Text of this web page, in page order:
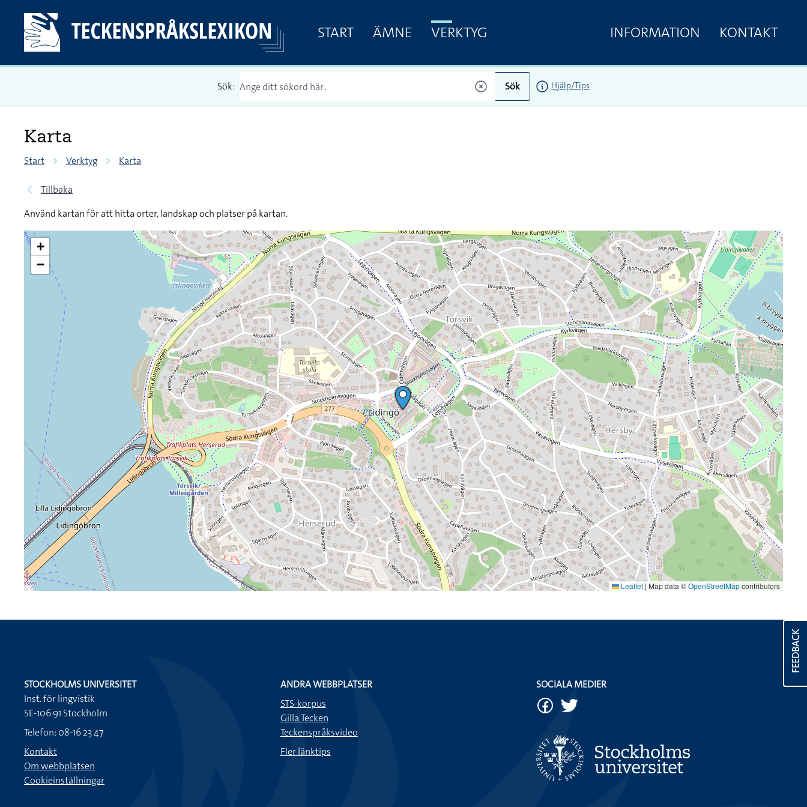
START ÄMNE VERKTYG INFORMATION KONTAKT
Sök: Sök Hjälp/Tips
Karta
Start Verktyg Karta
Tillbaka
Använd kartan för att hitta orter, landskap och platser på kartan.
+
−
Leaflet | Map data ©OpenStreetMapcontributors
FEEDBACK
STOCKHOLMS UNIVERSITET
Inst. för lingvistik
SE-106 91 Stockholm
Telefon: 08-16 23 47
Kontakt
Om webbplatsen
Cookieinställningar
ANDRA WEBBPLATSER
STS-korpus
Gilla Tecken
Teckenspråksvideo
Fler länktips
SOCIALA MEDIER